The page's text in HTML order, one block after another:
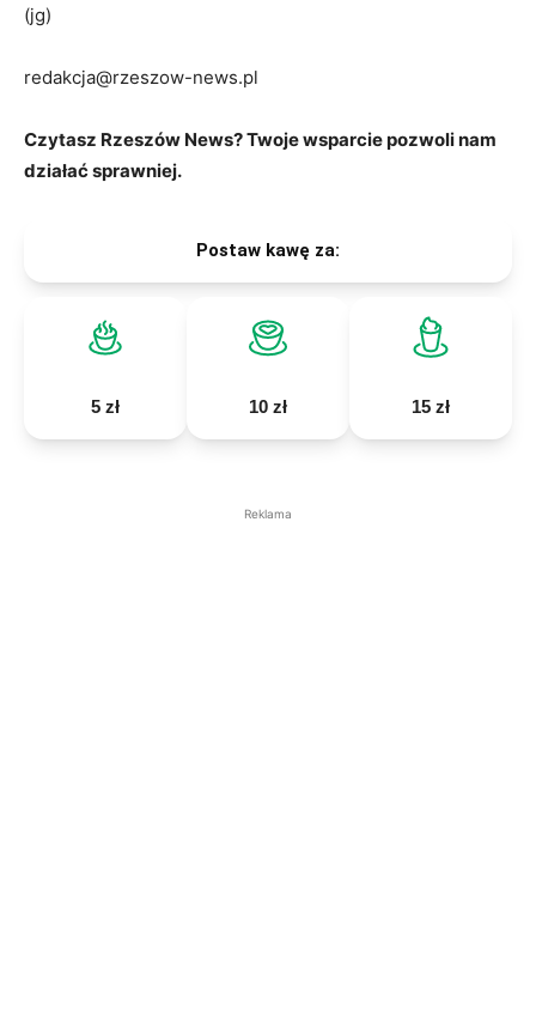
(jg)
redakcja@rzeszow-news.pl
Czytasz Rzeszów News? Twoje wsparcie pozwoli nam
działać sprawniej.
Postaw kawę za:
5 zł 10 zł 15 zł
Reklama